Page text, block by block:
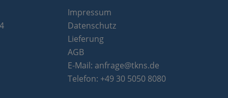
Impressum
Datenschutz
Lieferung
AGB
E-Mail: anfrage@tkns.de
Telefon: +49 30 5050 8080